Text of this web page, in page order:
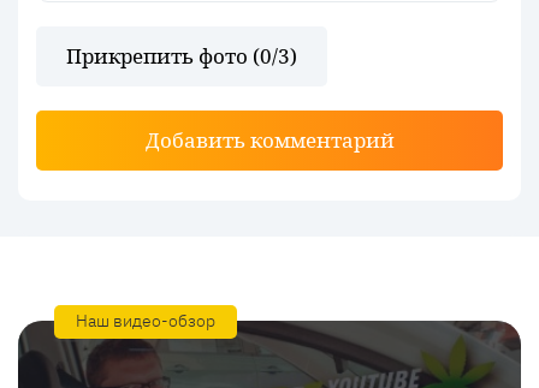
Прикрепить фото (0/3)
Добавить комментарий
Наш видео-обзор